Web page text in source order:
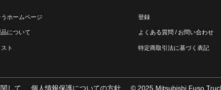
ホームページ
について
ト
登録
よくある質問 / お問い合わせ
特定商取引法に基づく表記
して 個人情報保護についての方針 © 2025 Mitsubishi Fuso